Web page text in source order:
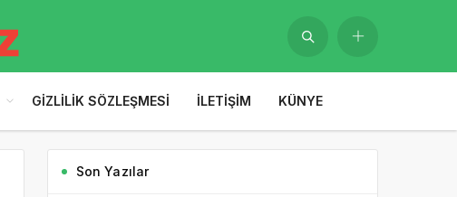
GIZLILIK SÖZLEŞMESI İLETIŞIM KÜNYE
Son Yazılar